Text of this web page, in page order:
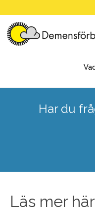
to
content
Har du
Läs mer här